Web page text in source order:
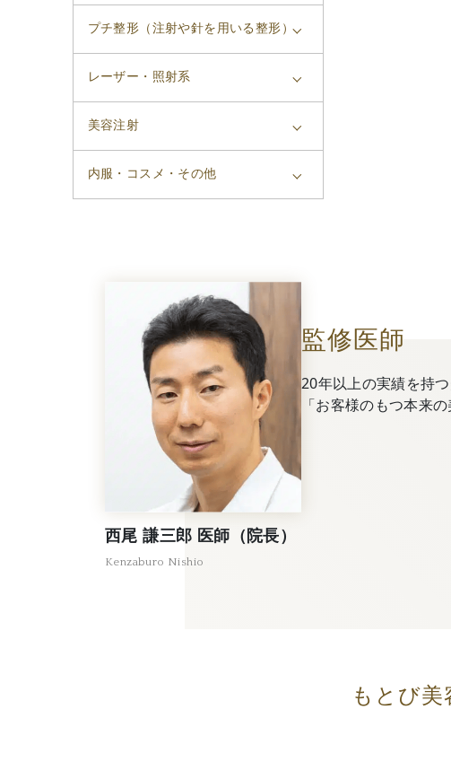
プチ整形（注射や針を用いる整形）
レーザー・照射系
美容注射
内服・コスメ・その他
監修医師
20年以上の実績を持
「お客様のもつ本来
西尾 謙三郎 医師（院長）
Kenzaburo Nishio
もとび